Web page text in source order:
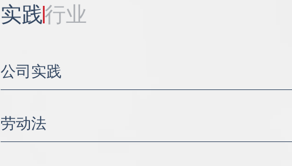
实践行业
公司实践
公司治理
法律尽职调查
劳动法